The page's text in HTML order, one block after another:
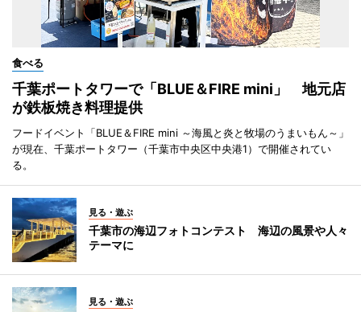
食べる
千葉ポートタワーで「BLUE＆FIRE mini」 地元店
が鉄板焼き料理提供
フードイベント「BLUE＆FIRE mini ～海風と炎と牧場のうまいもん～」
が現在、千葉ポートタワー（千葉市中央区中央港1）で開催されてい
る。
見る・遊ぶ
千葉市の海辺フォトコンテスト 海辺の風景や人々
テーマに
見る・遊ぶ